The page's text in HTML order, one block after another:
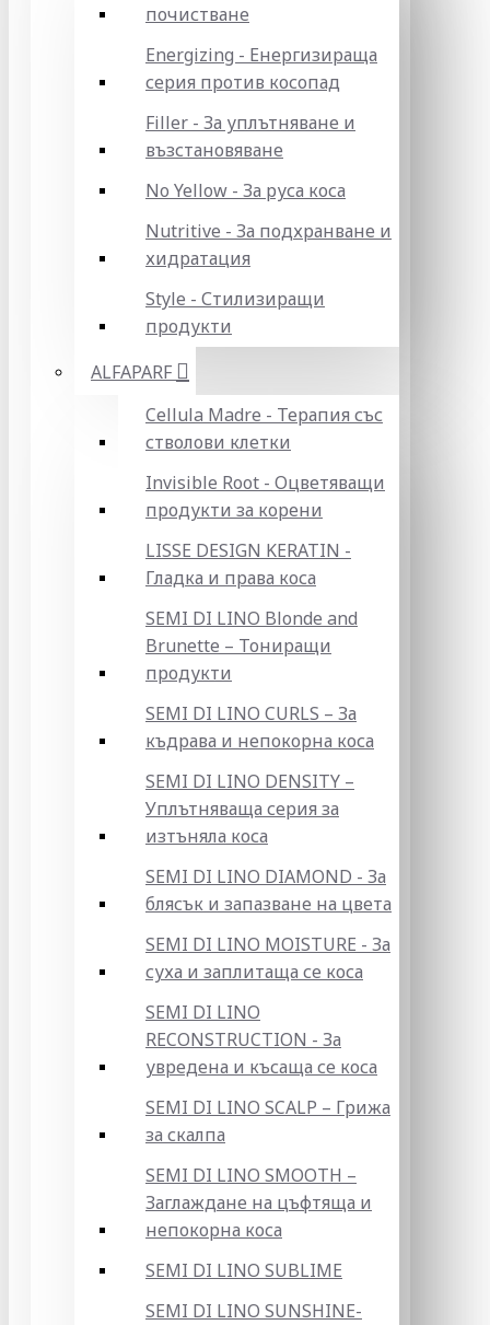
почистване
Energizing - Енергизираща
серия против косопад
Filler - За уплътняване и
възстановяване
No Yellow - За руса коса
Nutritive - За подхранване и
хидратация
Style - Стилизиращи
продукти
ALFAPARF
Cellula Madre - Терапия със
стволови клетки
Invisible Root - Оцветяващи
продукти за корени
LISSE DESIGN KERATIN -
Гладка и права коса
SEMI DI LINO Blonde and
Brunette – Тониращи
продукти
SEMI DI LINO CURLS – За
къдрава и непокорна коса
SEMI DI LINO DENSITY –
Уплътняваща серия за
изтъняла коса
SEMI DI LINO DIAMOND - За
блясък и запазване на цвета
SEMI DI LINO MOISTURE - За
суха и заплитаща се коса
SEMI DI LINO
RECONSTRUCTION - За
увредена и късаща се коса
SEMI DI LINO SCALP – Грижа
за скалпа
SEMI DI LINO SMOOTH –
Заглаждане на цъфтяща и
непокорна коса
SEMI DI LINO SUBLIME
SEMI DI LINO SUNSHINE-